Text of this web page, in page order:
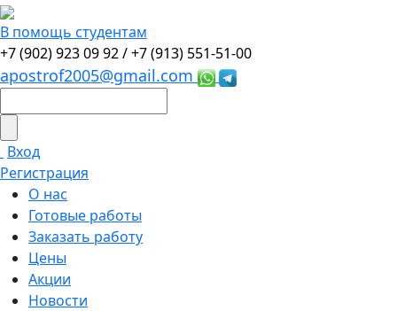
В помощь студентам
+7 (902) 923 09 92 /+7 (913) 551-51-00
apostrof2005@gmail.com
Вход
Регистрация
О нас
Готовые работы
Заказать работу
Цены
Акции
Новости